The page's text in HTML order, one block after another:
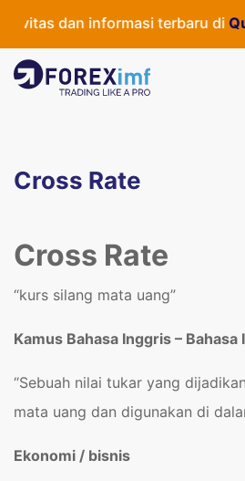
dan informasi terbaru di
Cross Rate
Cross Rate
“kurs silang mata uang”
Kamus Bahasa Inggris – Bahasa
“Sebuah nilai tukar yang
mata uang dan digunakan di
Ekonomi / bisnis